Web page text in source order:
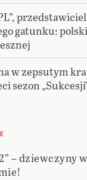
gatunku:
w zepsutym
sezon
– dziewczyny